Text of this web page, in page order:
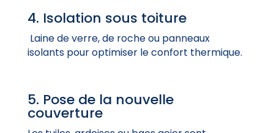
4. Isolation sous toiture
Laine de verre, de roche ou panneaux
isolants pour optimiser le confort thermique.
5. Pose de la nouvelle
couverture